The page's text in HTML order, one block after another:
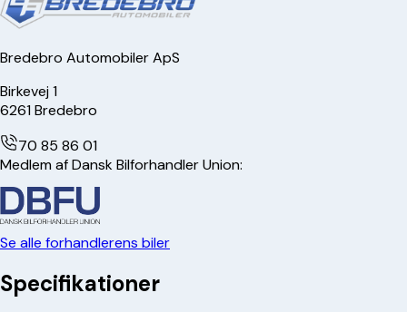
Bredebro Automobiler ApS
Birkevej 1
6261Bredebro
70 85 86 01
Medlem af Dansk Bilforhandler Union:
Se alle forhandlerens biler
Specifikationer